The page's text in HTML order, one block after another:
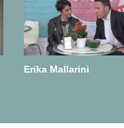
Erika Mallarini